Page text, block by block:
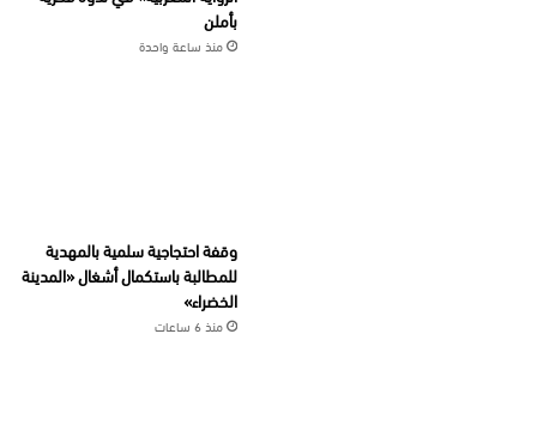
بأملن
منذ ساعة واحدة
وقفة احتجاجية سلمية بالمهدية
للمطالبة باستكمال أشغال «المدينة
الخضراء»
منذ 6 ساعات